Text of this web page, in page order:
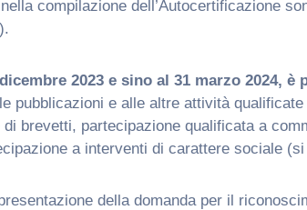
compilazione dell’Autocertificazione
dicembre 2023 e sino al 31 marzo 2024,
pubblicazioni e alle altre attività
brevetti, partecipazione qualificata a
a interventi di carattere sociale
della domanda per il